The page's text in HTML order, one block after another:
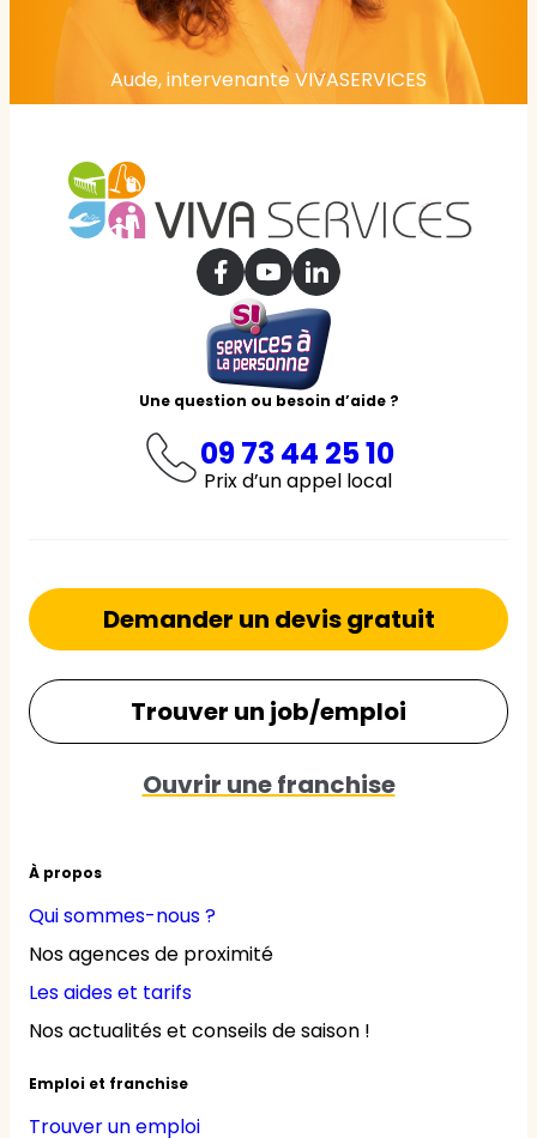
Aude, intervenante VIVASERVICES
Une question ou besoin d’aide ?
09 73 44 25 10
Prix d’un appel local
À propos
Qui sommes-nous ?
Nos agences de proximité
Les aides et tarifs
Nos actualités et conseils de saison !
Emploi et franchise
Trouver un emploi
Demander un devis gratuit
Trouver un job/emploi
Ouvrir une franchise